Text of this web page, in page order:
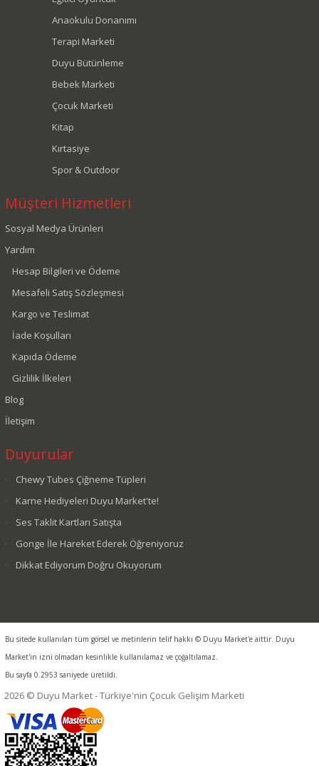
Anaokulu Donanımı
Terapi Marketi
Duyu Bütünleme
Bebek Marketi
Çocuk Marketi
Kitap
Kırtasiye
Spor & Outdoor
Müşteri Hizmetleri
Sosyal Medya Ürünleri
Yardım
Hesap Bilgileri ve Ödeme
Mesafeli Satış Sözleşmesi
Kargo ve Teslimat
İade Koşulları
Kapıda Ödeme
Gizlilik İlkeleri
Blog
İletişim
Duyurular
Chewy Tubes Çiğneme Tüpleri
Karne Hediyeleri Duyu Market'te!
Ses Taklit Kartları Satışta
Gonge İle Hareket Ederek Öğreniyoruz
Dikkat Ediyorum Doğru Okuyorum
Bu sitede kullanılan tüm görsel ve metinlerin telif hakkı © Duyu Market'e aittir. Duyu
Market'in izni olmadan kesinlikle kullanılamaz ve çoğaltılamaz.
Bu sayfa 0.2953 saniyede üretildi.
2026 © Duyu Market - Türkiye'nin Çocuk Gelişim Marketi